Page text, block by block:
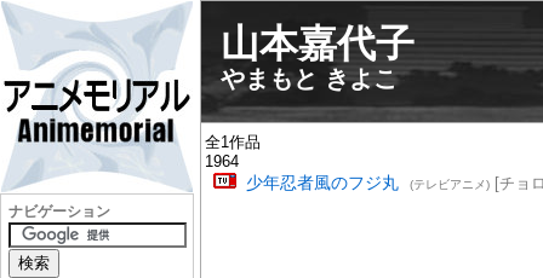
山本嘉代子
やまもと きよこ
全1作品
1964
少年忍者風のフジ丸 (テレビアニメ)[チョ
ナビゲーション